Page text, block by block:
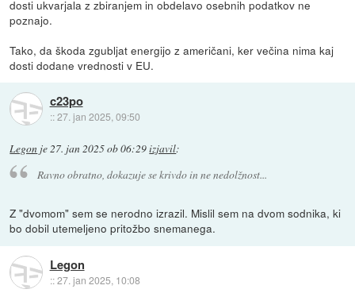
dosti ukvarjala z zbiranjem in obdelavo osebnih podatkov ne
poznajo.
Tako, da škoda zgubljat energijo z američani, ker večina nima kaj
dosti dodane vrednosti v EU.
c23po
::27. jan 2025, 09:50
Legon je27. jan 2025 ob 06:29izjavil:
Ravno obratno, dokazuje se krivdo in ne nedolžnost...
Z "dvomom" sem se nerodno izrazil. Mislil sem na dvom sodnika, ki
bo dobil utemeljeno pritožbo snemanega.
Legon
::27. jan 2025, 10:08